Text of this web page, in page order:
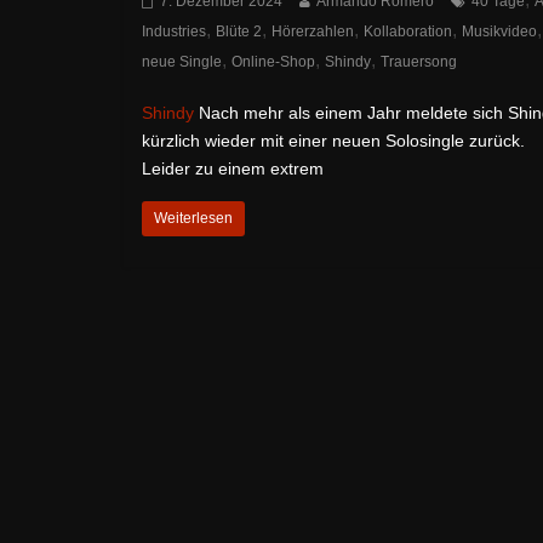
Industries, Blüte 2, Hörerzahlen, Kollaboration, Musikvideo,
neue Single, Online-Shop, Shindy, Trauersong
Shindy Nach mehr als einem Jahr meldete sich
kürzlich wieder mit einer neuen Solosingle zurück.
Leider zu einem extrem
Weiterlesen